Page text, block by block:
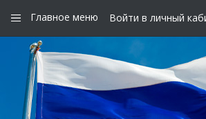
Главное меню Войти в личный